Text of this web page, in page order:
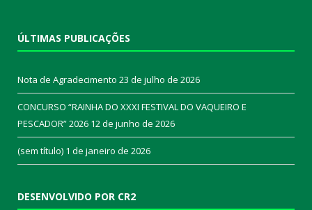
ÚLTIMAS PUBLICAÇÕES
Nota de Agradecimento 23 de julho de 2026
CONCURSO “RAINHA DO XXXI FESTIVAL DO VAQUEIRO E
PESCADOR” 2026 12 de junho de 2026
(sem título) 1 de janeiro de 2026
DESENVOLVIDO POR CR2